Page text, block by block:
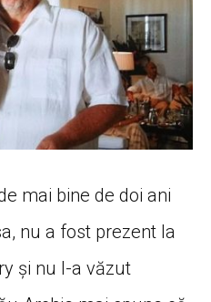
mai bine de doi ani
nu a fost prezent la
și nu l-a văzut